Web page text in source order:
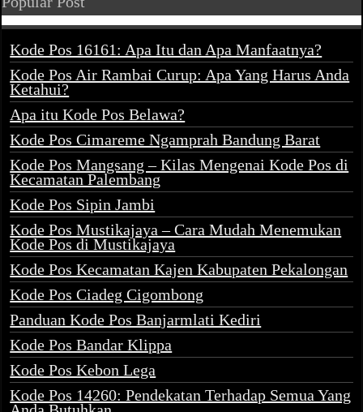
Kode Pos 16161: Apa Itu dan Apa Manfaatnya?
Kode Pos Air Rambai Curup: Apa Yang Harus Anda
Ketahui?
Apa itu Kode Pos Belawa?
Kode Pos Cimareme Ngamprah Bandung Barat
Kode Pos Mangsang – Kilas Mengenai Kode Pos di
Kecamatan Palembang
Kode Pos Sipin Jambi
Kode Pos Mustikajaya – Cara Mudah Menemukan
Kode Pos di Mustikajaya
Kode Pos Kecamatan Kajen Kabupaten Pekalongan
Kode Pos Ciadeg Cigombong
Panduan Kode Pos Banjarmlati Kediri
Kode Pos Bandar Klippa
Kode Pos Kebon Lega
Kode Pos 14260: Pendekatan Terhadap Semua Yang